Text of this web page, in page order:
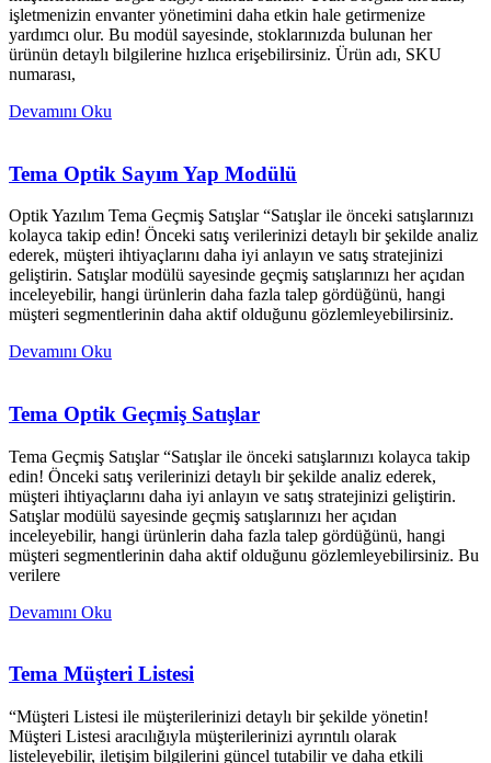
işletmenizin envanter yönetimini daha etkin hale getirmenize
yardımcı olur. Bu modül sayesinde, stoklarınızda bulunan her
ürünün detaylı bilgilerine hızlıca erişebilirsiniz. Ürün adı, SKU
numarası,
Devamını Oku
Tema Optik Sayım Yap Modülü
Optik Yazılım Tema Geçmiş Satışlar “Satışlar ile önceki satışlarınızı
kolayca takip edin! Önceki satış verilerinizi detaylı bir şekilde analiz
ederek, müşteri ihtiyaçlarını daha iyi anlayın ve satış stratejinizi
geliştirin. Satışlar modülü sayesinde geçmiş satışlarınızı her açıdan
inceleyebilir, hangi ürünlerin daha fazla talep gördüğünü, hangi
müşteri segmentlerinin daha aktif olduğunu gözlemleyebilirsiniz.
Devamını Oku
Tema Optik Geçmiş Satışlar
Tema Geçmiş Satışlar “Satışlar ile önceki satışlarınızı kolayca takip
edin! Önceki satış verilerinizi detaylı bir şekilde analiz ederek,
müşteri ihtiyaçlarını daha iyi anlayın ve satış stratejinizi geliştirin.
Satışlar modülü sayesinde geçmiş satışlarınızı her açıdan
inceleyebilir, hangi ürünlerin daha fazla talep gördüğünü, hangi
müşteri segmentlerinin daha aktif olduğunu gözlemleyebilirsiniz. Bu
verilere
Devamını Oku
Tema Müşteri Listesi
“Müşteri Listesi ile müşterilerinizi detaylı bir şekilde yönetin!
Müşteri Listesi aracılığıyla müşterilerinizi ayrıntılı olarak
listeleyebilir, iletişim bilgilerini güncel tutabilir ve daha etkili